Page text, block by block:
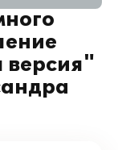
версия"